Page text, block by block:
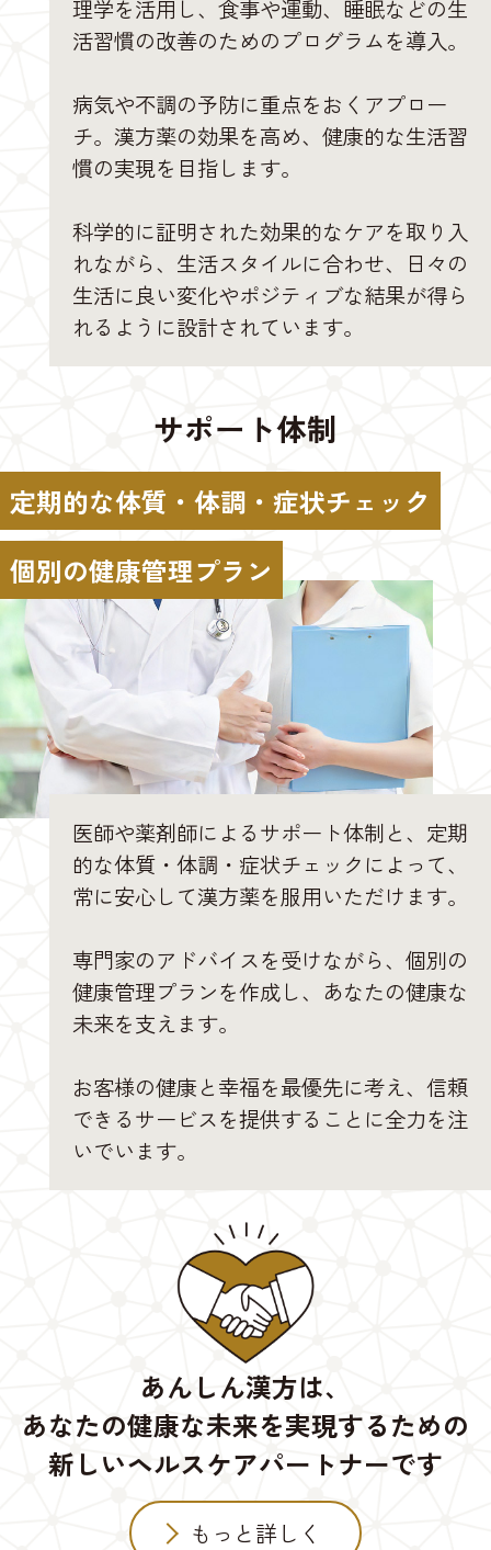
理学を活用し、食事や運動、睡眠などの生
活習慣の改善のためのプログラムを導入。
病気や不調の予防に重点をおくアプロー
チ。漢方薬の効果を高め、健康的な生活習
慣の実現を目指します。
科学的に証明された効果的なケアを取り入
れながら、生活スタイルに合わせ、日々の
生活に良い変化やポジティブな結果が得ら
れるように設計されています。
サポート体制
定期的な体質・体調・症状チェック
個別の健康管理プラン
医師や薬剤師によるサポート体制と、定期
的な体質・体調・症状チェックによって、
常に安心して漢方薬を服用いただけます。
専門家のアドバイスを受けながら、個別の
健康管理プランを作成し、あなたの健康な
未来を支えます。
お客様の健康と幸福を最優先に考え、信頼
できるサービスを提供することに全力を注
いでいます。
あんしん漢方は、
あなたの健康な未来を実現するための
新しいヘルスケアパートナーです
もっと詳しく